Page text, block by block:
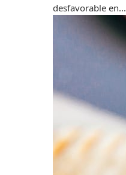
desfavorable en...